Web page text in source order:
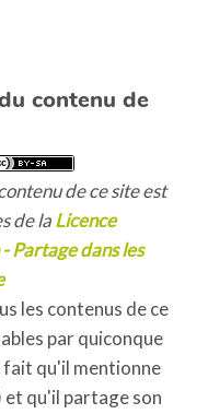
contenu de
de ce site est
de laLicence
Partage dans les
les contenus de ce
par quiconque
qu'il mentionne
qu'il partage son